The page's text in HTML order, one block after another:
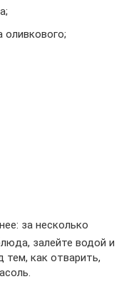
за несколько
залейте водой и
тем, как отварить,